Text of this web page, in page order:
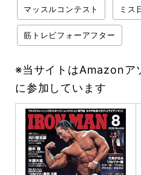
マッスルコンテスト ミス
筋トレビフォーアフター
※当サイトはAmazonア
に参加しています